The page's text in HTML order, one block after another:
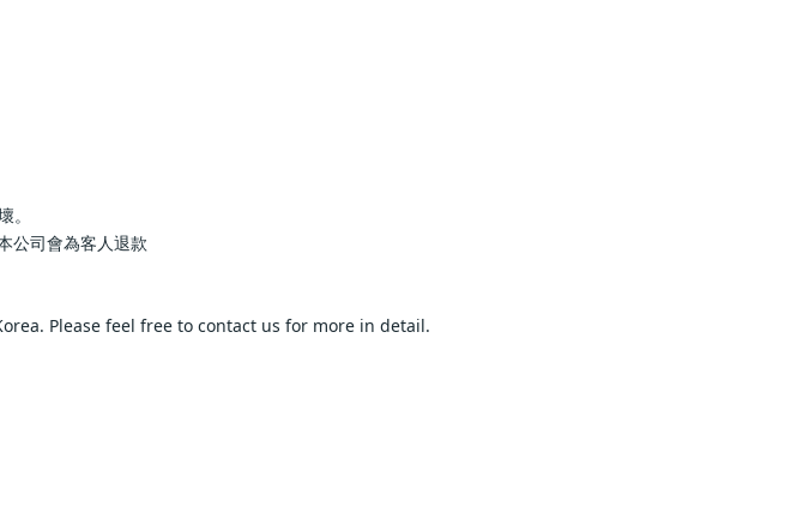
商品損壞。
罄, 本公司會為客人退款
Korea. Please feel free to contact us for more in detail.